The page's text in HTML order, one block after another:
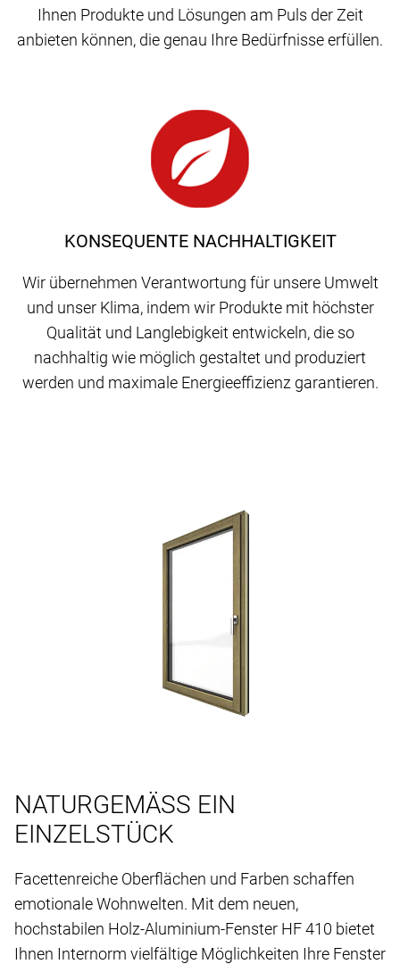
KONSEQUENTE NACHHALTIGKEIT
Wir übernehmen Verantwortung für unsere Umwelt
und unser Klima, indem wir Produkte mit höchster
Qualität und Langlebigkeit entwickeln, die so
nachhaltig wie möglich gestaltet und produziert
werden und maximale Energieeffizienz garantieren.
Ihnen Produkte und Lösungen am Puls der Zeit
anbieten können, die genau Ihre Bedürfnisse erfüllen.
NATURGEMÄSS EIN
EINZELSTÜCK
Facettenreiche Oberflächen und Farben schaffen
emotionale Wohnwelten. Mit dem neuen,
hochstabilen Holz-Aluminium-Fenster HF 410 bietet
Ihnen Internorm vielfältige Möglichkeiten Ihre Fenster